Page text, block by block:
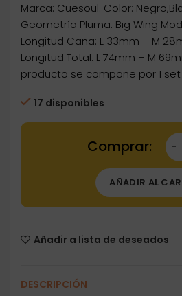
Marca: Cuesoul. Color:
Geometría Pluma: Big Wing
Longitud Caña: L 33mm – M
Longitud Total: L 74mm – M
producto se compone por 1 set
17 disponibles
Dartstore Plumas
AÑADIR AL
Añadir a lista de deseados
DESCRIPCIÓN